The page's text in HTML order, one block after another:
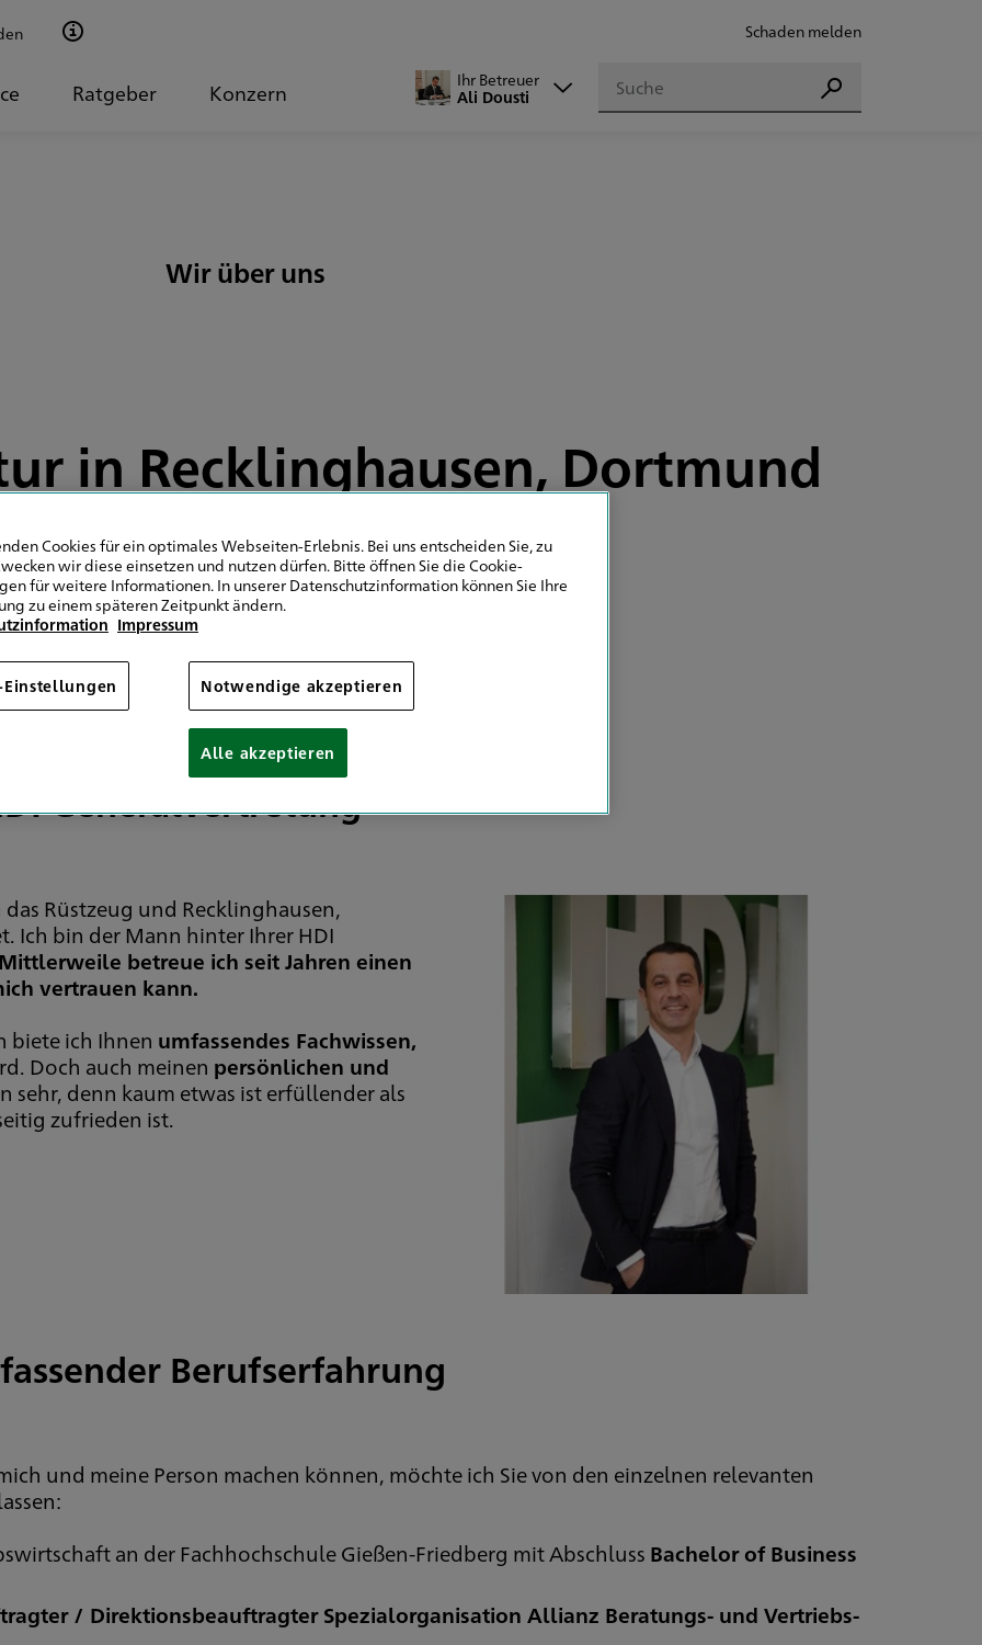
Schaden melden
Ratgeber Konzern
Ihr Betreuer
Ali Dousti
Suchen
Suchen
Wir über uns
in Recklinghausen, Dortmund
und Umgebung
und Vorsorge
Generalvertretung
Rüstzeug und Recklinghausen,
Ich bin der Mann hinter Ihrer HDI
Mittlerweile betreue ich seit Jahren einen
vertrauen kann.
biete ich Ihnen umfassendes Fachwissen,
Doch auch meinen persönlichen und
sehr, denn kaum etwas ist erfüllender als
zufrieden ist.
Berufserfahrung
und meine Person machen können, möchte ich Sie von den einzelnen relevanten
an der Fachhochschule Gießen-Friedberg mit Abschluss Bachelor of Business
/ Direktionsbeauftragter Spezialorganisation Allianz Beratungs- und Vertriebs-
Cookies für ein optimales Webseiten-Erlebnis. Bei uns entscheiden Sie, zu
wir diese einsetzen und nutzen dürfen. Bitte öffnen Sie die Cookie-
für weitere Informationen. In unserer Datenschutzinformation können Sie Ihre
zu einem späteren Zeitpunkt ändern.
Impressum
Einstellungen Notwendige akzeptieren
Alle akzeptieren